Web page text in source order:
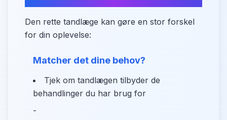
Den rette tandlæge kan gøre en stor forskel
for din oplevelse:
Matcher det dine behov?
Tjek om tandlægen tilbyder de
behandlinger du har brug for
-